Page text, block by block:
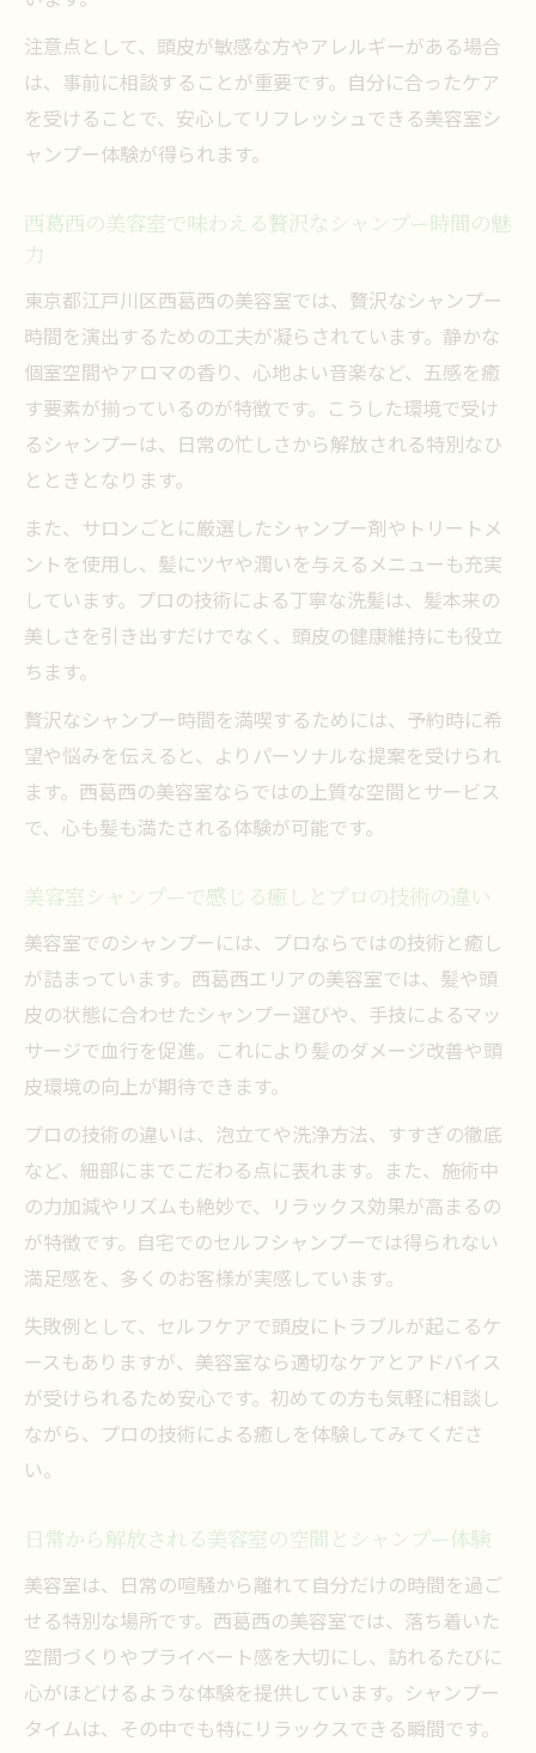
忙しい人におすすめの美容室シャンプー活
用法
美容室で味わう癒しのシャンプータイムの
魅力
注意点として、頭皮が敏感な方やアレルギーがある場合
は、事前に相談することが重要です。自分に合ったケア
を受けることで、安心してリフレッシュできる美容室シ
ャンプー体験が得られます。
西葛西の美容室で味わえる贅沢なシャンプー時間の魅
力
東京都江戸川区西葛西の美容室では、贅沢なシャンプー
時間を演出するための工夫が凝らされています。静かな
個室空間やアロマの香り、心地よい音楽など、五感を癒
す要素が揃っているのが特徴です。こうした環境で受け
るシャンプーは、日常の忙しさから解放される特別なひ
とときとなります。
また、サロンごとに厳選したシャンプー剤やトリートメ
ントを使用し、髪にツヤや潤いを与えるメニューも充実
しています。プロの技術による丁寧な洗髪は、髪本来の
美しさを引き出すだけでなく、頭皮の健康維持にも役立
ちます。
贅沢なシャンプー時間を満喫するためには、予約時に希
望や悩みを伝えると、よりパーソナルな提案を受けられ
ます。西葛西の美容室ならではの上質な空間とサービス
で、心も髪も満たされる体験が可能です。
美容室シャンプーで感じる癒しとプロの技術の違い
美容室でのシャンプーには、プロならではの技術と癒し
が詰まっています。西葛西エリアの美容室では、髪や頭
皮の状態に合わせたシャンプー選びや、手技によるマッ
サージで血行を促進。これにより髪のダメージ改善や頭
皮環境の向上が期待できます。
プロの技術の違いは、泡立てや洗浄方法、すすぎの徹底
など、細部にまでこだわる点に表れます。また、施術中
の力加減やリズムも絶妙で、リラックス効果が高まるの
が特徴です。自宅でのセルフシャンプーでは得られない
満足感を、多くのお客様が実感しています。
失敗例として、セルフケアで頭皮にトラブルが起こるケ
ースもありますが、美容室なら適切なケアとアドバイス
が受けられるため安心です。初めての方も気軽に相談し
ながら、プロの技術による癒しを体験してみてくださ
い。
日常から解放される美容室の空間とシャンプー体験
美容室は、日常の喧騒から離れて自分だけの時間を過ご
せる特別な場所です。西葛西の美容室では、落ち着いた
空間づくりやプライベート感を大切にし、訪れるたびに
心がほどけるような体験を提供しています。シャンプー
タイムは、その中でも特にリラックスできる瞬間です。